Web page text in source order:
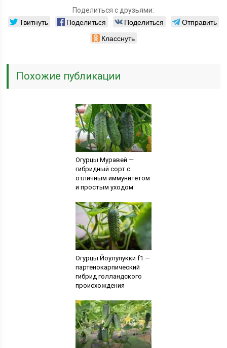
Поделиться с друзьями:
Твитнуть Поделиться Поделиться
Отправить
Класснуть
Похожие публикации
Огурцы Муравей —
гибридный сорт с
отличным иммунитетом
и простым уходом
Огурцы Йоулупукки f1 —
партенокарпический
гибрид голландского
происхождения